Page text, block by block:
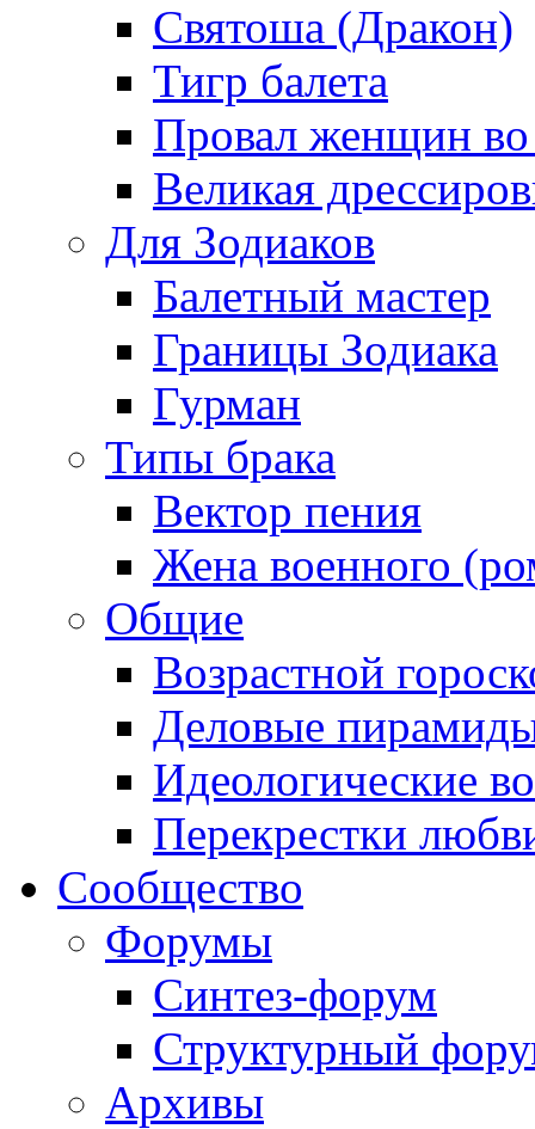
Святоша (Дракон)
Тигр балета
Провал женщин во
Великая
Для Зодиаков
Балетный мастер
Границы Зодиака
Гурман
Типы брака
Вектор пения
Жена военного
Общие
Возрастной
Деловые
Идеологические
Перекрестки
Сообщество
Форумы
Синтез-форум
Структурный
Архивы